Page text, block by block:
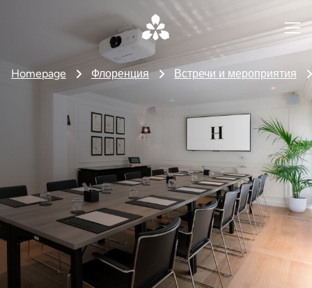
Homepage Флоренция Встречи и мероприятия